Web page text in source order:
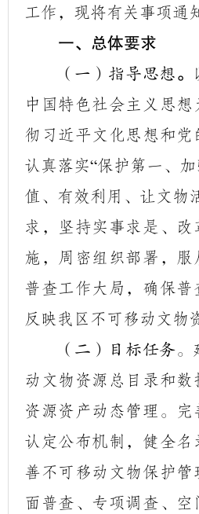
工作，现将有关事项通
一、总体要求
（一）指导思想。
中国特色社会主义思
彻习近平文化思想和党
认真落实“保护第一、
值、有效利用、让文物
求，坚持实事求是、改
施，周密组织部署，服
普查工作大局，确保普
反映我区不可移动文物
（二）目标任务。
动文物资源总目录和数
资源资产动态管理。完
认定公布机制，健全名
善不可移动文物保护管
面普查、专项调查、空